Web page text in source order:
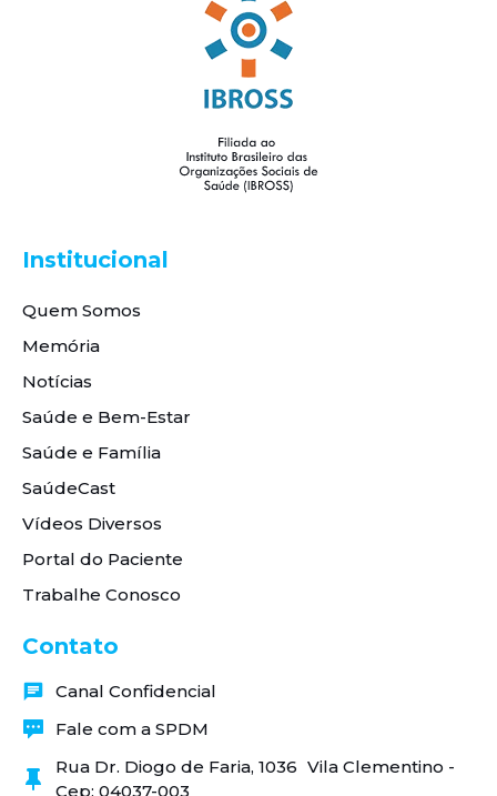
Institucional
Quem Somos
Memória
Notícias
Saúde e Bem-Estar
Saúde e Família
SaúdeCast
Vídeos Diversos
Portal do Paciente
Trabalhe Conosco
Contato
Canal Confidencial
Fale com a SPDM
Rua Dr. Diogo de Faria, 1036 Vila Clementino -
Cep: 04037-003